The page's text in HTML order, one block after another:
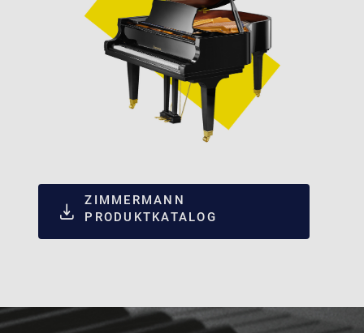
ZIMMERMANN
PRODUKTKATALOG